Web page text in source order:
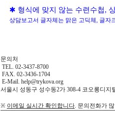
✱ 형식에 맞지 않는 수련수첩,
상담보고서 글자체는 맑은 고딕체 , 글자
문의처
TEL. 02-3437-8700
FAX. 02-3436-1704
E-Mail. help@trykova.org
서울시 성동구 성수동2가 308-4 코오롱디지
※ 이메일 실시간 확인합니다. 문의전화가